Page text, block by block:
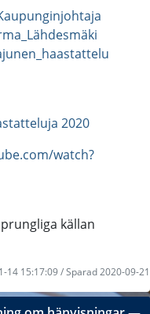
2020
watch?
källan
14 15:17:09 / Sparad 2020-09-21